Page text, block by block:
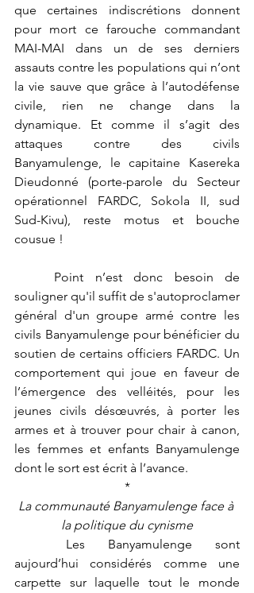
que certaines indiscrétions donnent
pour mort ce farouche commandant
MAI-MAI dans un de ses derniers
assauts contre les populations qui n’ont
la vie sauve que grâce à l’autodéfense
civile, rien ne change dans la
dynamique. Et comme il s’agit des
attaques contre des civils
Banyamulenge, le capitaine Kasereka
Dieudonné (porte-parole du Secteur
opérationnel FARDC, Sokola II, sud
Sud-Kivu), reste motus et bouche
cousue !
souligner qu'il suffit de s'autoproclamer
général d'un groupe armé contre les
civils Banyamulenge pour bénéficier du
soutien de certains officiers FARDC. Un
comportement qui joue en faveur de
l’émergence des velléités, pour les
jeunes civils désœuvrés, à porter les
armes et à trouver pour chair à canon,
les femmes et enfants Banyamulenge
dont le sort est écrit à l’avance.
*
La communauté Banyamulenge face à
la politique du cynisme
aujourd’hui considérés comme une
carpette sur laquelle tout le monde